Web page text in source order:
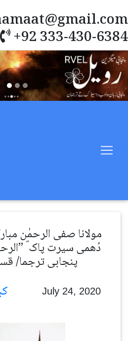
+92 333-430-6384
مولانا صفی الرحمٰن
دُھمی سیرت پاک
پنجابی ترجما/
July 24, 2020